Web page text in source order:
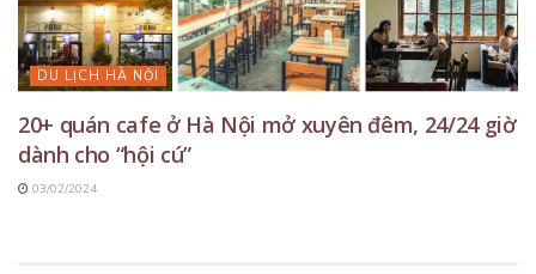
DU LỊCH HÀ NỘI
20+ quán cafe ở Hà Nội mở xuyên đêm, 24/24 giờ
dành cho “hội cú”
03/02/2024